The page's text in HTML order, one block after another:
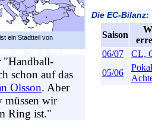
Die EC-Bilanz:
Saison
06/07
CL,
05/06
ein Stadtteil von
"Handball-
schon auf das
Olsson. Aber
müssen wir
Ring ist."